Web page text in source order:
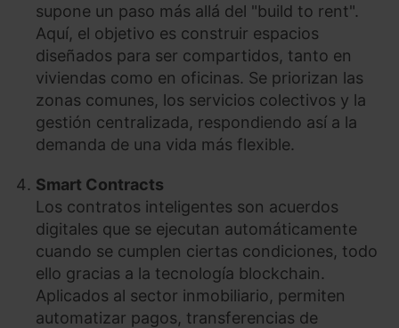
supone un paso más allá del "build to rent".
Aquí, el objetivo es construir espacios
diseñados para ser compartidos, tanto en
viviendas como en oficinas. Se priorizan las
zonas comunes, los servicios colectivos y la
gestión centralizada, respondiendo así a la
demanda de una vida más flexible.
Smart Contracts
Los contratos inteligentes son acuerdos
digitales que se ejecutan automáticamente
cuando se cumplen ciertas condiciones, todo
ello gracias a la tecnología blockchain.
Aplicados al sector inmobiliario, permiten
automatizar pagos, transferencias de